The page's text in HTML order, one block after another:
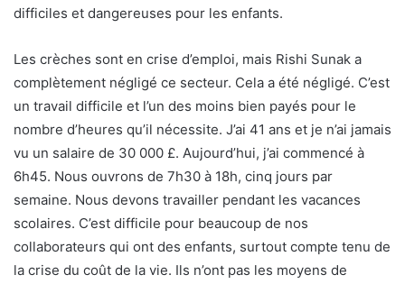
difficiles et dangereuses pour les enfants.
Les crèches sont en crise d’emploi, mais Rishi Sunak a
complètement négligé ce secteur. Cela a été négligé. C’est
un travail difficile et l’un des moins bien payés pour le
nombre d’heures qu’il nécessite. J’ai 41 ans et je n’ai jamais
vu un salaire de 30 000 £. Aujourd’hui, j’ai commencé à
6h45. Nous ouvrons de 7h30 à 18h, cinq jours par
semaine. Nous devons travailler pendant les vacances
scolaires. C’est difficile pour beaucoup de nos
collaborateurs qui ont des enfants, surtout compte tenu de
la crise du coût de la vie. Ils n’ont pas les moyens de